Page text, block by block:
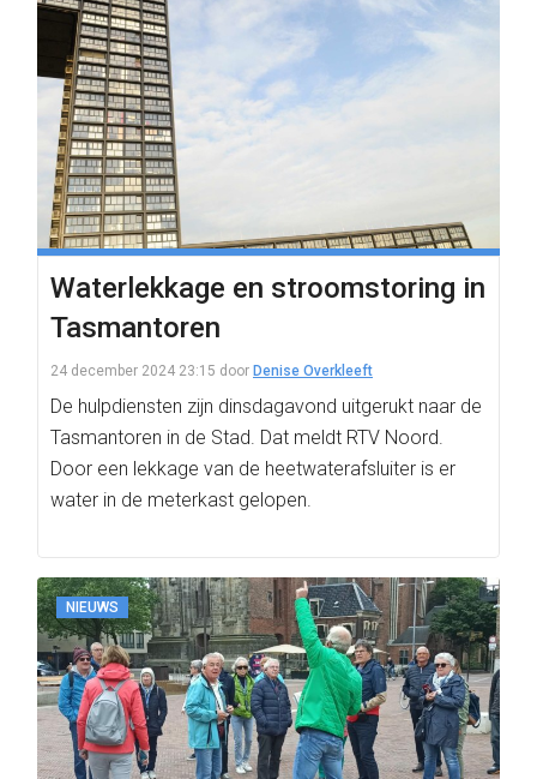
Waterlekkage en stroomstoring in
Tasmantoren
24 december 2024 23:15 door Denise Overkleeft
De hulpdiensten zijn dinsdagavond uitgerukt naar de
Tasmantoren in de Stad. Dat meldt RTV Noord.
Door een lekkage van de heetwaterafsluiter is er
water in de meterkast gelopen.
NIEUWS